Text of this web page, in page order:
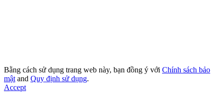
Bằng cách sử dụng trang web này, bạn đồng ý với Chính sách bảo
mật and Quy định sử dụng.
Accept